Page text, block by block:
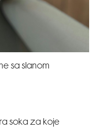
sa slanom
soka za koje